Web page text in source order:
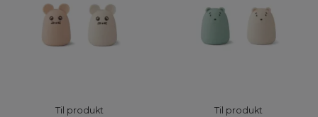
Til produkt Til produkt